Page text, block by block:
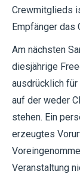
Crewmitglieds
Empfänger das
Am nächsten
diesjährige
ausdrücklich
auf der weder
stehen. Ein
erzeugtes
Veranstaltung